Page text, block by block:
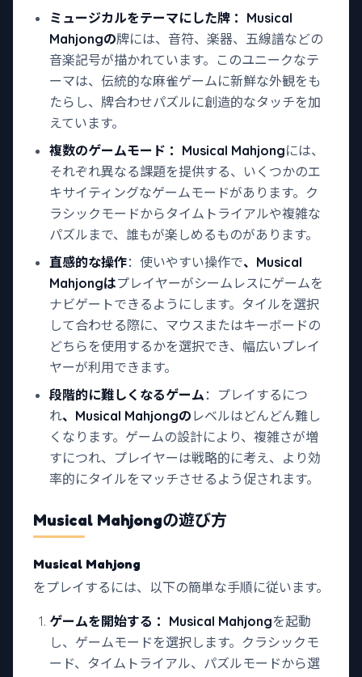
ミュージカルをテーマにした牌 ：Musical
Mahjongの牌には、音符、楽器、五線譜などの
音楽記号が描かれています。このユニークなテ
ーマは、伝統的な麻雀ゲームに新鮮な外観をも
たらし、牌合わせパズルに創造的なタッチを加
えています。
複数のゲームモード ：Musical Mahjongには、
それぞれ異なる課題を提供する、いくつかのエ
キサイティングなゲームモードがあります。ク
ラシックモードからタイムトライアルや複雑な
パズルまで、誰もが楽しめるものがあります。
直感的な操作：使いやすい操作で、Musical
Mahjongはプレイヤーがシームレスにゲームを
ナビゲートできるようにします。タイルを選択
して合わせる際に、マウスまたはキーボードの
どちらを使用するかを選択でき、幅広いプレイ
ヤーが利用できます。
段階的に難しくなるゲーム ：プレイするにつ
れ、Musical Mahjongの レベルはどんどん難し
くなります。ゲームの設計により、複雑さが増
すにつれ、プレイヤーは戦略的に考え、より効
率的にタイルをマッチさせるよう促されます。
Musical Mahjongの遊び方
Musical Mahjong
をプレイするには、以下の簡単な手順に従います。
ゲームを開始する ：Musical Mahjongを起動
し、ゲームモードを選択します。クラシックモ
ード、タイムトライアル、パズルモードから選